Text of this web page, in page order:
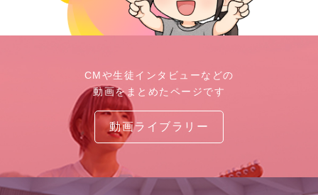
CMや生徒インタビューなどの
動画をまとめたページです
動画ライブラリー